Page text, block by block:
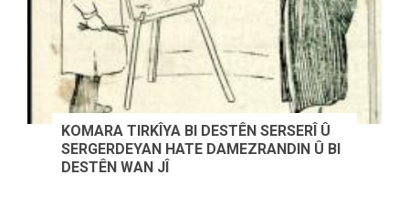
KOMARA TIRKÎYA BI DESTÊN SERSERÎ Û
SERGERDEYAN HATE DAMEZRANDIN Û BI
DESTÊN WAN JÎ